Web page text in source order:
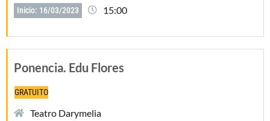
Inicio: 16/03/2023 15:00
Ponencia. Edu Flores
GRATUITO
Teatro Darymelia